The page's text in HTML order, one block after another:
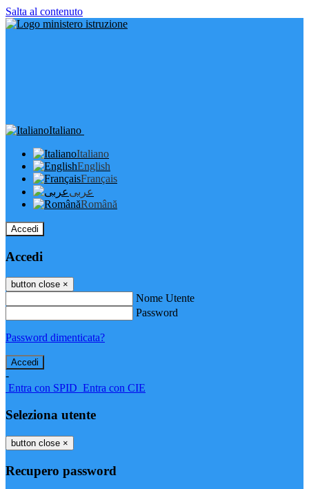
Salta al contenuto
Italiano
Italiano
English
Français
عربى
Română
Accedi
Accedi
button close ×
Nome Utente
Password
Password dimenticata?
-
Entra con SPID Entra con CIE
Seleziona utente
button close ×
Recupero password